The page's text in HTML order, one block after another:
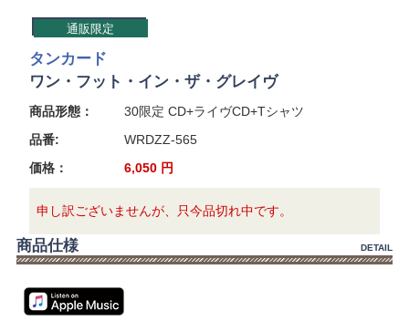
通販限定
タンカード
ワン・フット・イン・ザ・グレイヴ
商品形態：
30限定 CD+ライヴCD+Tシャツ
品番:
WRDZZ-565
価格：
6,050 円
申し訳ございませんが、只今品切れ中です。
商品仕様 DETAIL